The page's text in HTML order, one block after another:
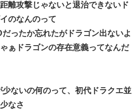
全力受け止めて♡ ←「またへんないき
マーと結婚したグラドル、息子の「自
断にショックで泣く
だったのか…」 日本の普通のテレビ
ル「そろそろ狩るわ...♥」
エ●漫画←これｗｗｗ
離攻撃じゃないと退治できないド
のなんのって
ったか忘れたがドラゴン出ないよ
ぁドラゴンの存在意義ってなんだ
少ないの何のって、初代ドラクエ並
なさ